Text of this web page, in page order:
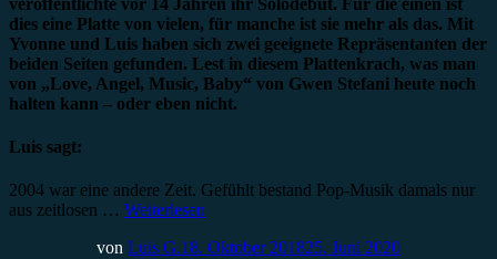
dies eine Platte von vielen, für manche ist sie mehr als das. Mit
Yvonne und Luis haben sich zwei geeignete Repräsentanten der
beiden Seiten gefunden. Lest in diesem Plattenkrach, was man
von „Love, Angel, Music, Baby“ von Gwen Stefani heute noch
halten kann – oder eben nicht.
Luis sagt:
2004 war eine andere Zeit. Gefühlt bestand Pop-Musik damals nur
aus zeitlosen … Weiterlesen
von Luis G.18. Oktober 201825. Juni 2020